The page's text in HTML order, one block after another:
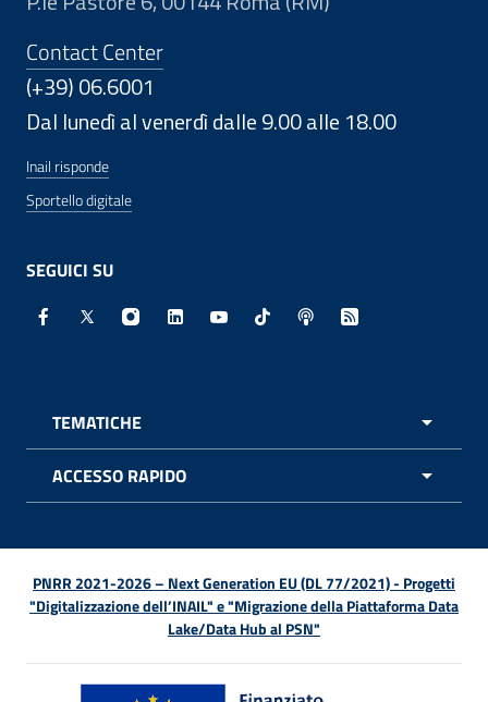
Contact Center
(+39) 06.6001
Dal lunedì al venerdì dalle 9.00 alle 18.00
Inail risponde
Sportello digitale
SEGUICI SU
Facebook - Sito esterno - Apertura in nuova finestra
X - Sito esterno - Apertura in nuova finestra
Instagram - Sito esterno - Apertura in
Linkedin - Sito esterno - Apertura in
Youtube - Sito esterno -
TikTok - Sito esterno -
Spreaker - Sito
Feed RSS -
TEMATICHE
ACCESSO RAPIDO
PNRR 2021-2026 – Next Generation EU (DL 77/2021) - Progetti
"Digitalizzazione dell’INAIL" e "Migrazione della Piattaforma Data
Lake/Data Hub al PSN"